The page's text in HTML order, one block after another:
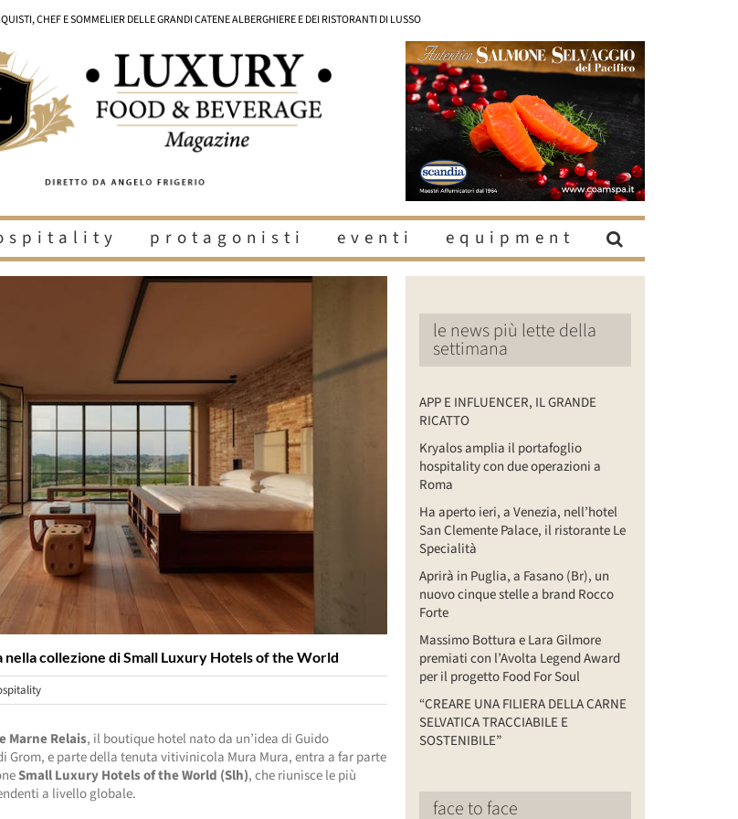
CHEF E SOMMELIER DELLE GRANDI CATENE ALBERGHIERE E DEI RISTORANTI DI LUSSO
protagonisti eventi equipment
nella collezione di Small Luxury Hotels of the World
Marne Relais, il boutique hotel nato da un’idea di Guido
Grom, e parte della tenuta vitivinicola Mura Mura, entra a far parte
Small Luxury Hotels of the World (Slh), che riunisce le più
a livello globale.
le news più lette della
settimana
APP E INFLUENCER, IL GRANDE
RICATTO
Kryalos amplia il portafoglio
hospitality con due operazioni a
Roma
Ha aperto ieri, a Venezia, nell’hotel
San Clemente Palace, il ristorante Le
Specialità
Aprirà in Puglia, a Fasano (Br), un
nuovo cinque stelle a brand Rocco
Forte
Massimo Bottura e Lara Gilmore
premiati con l’Avolta Legend Award
per il progetto Food For Soul
“CREARE UNA FILIERA DELLA CARNE
SELVATICA TRACCIABILE E
SOSTENIBILE”
face to face